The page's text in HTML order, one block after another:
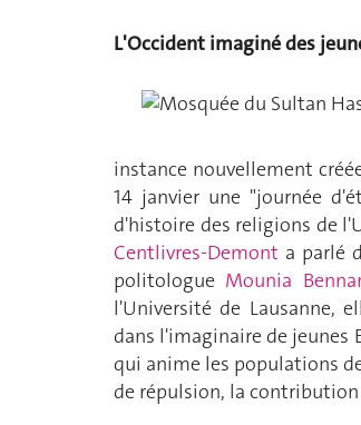
L'Occident imaginé des
instance nouvellement
14 janvier une "journée
d'histoire des religions de
Centlivres-Demont a parlé
politologue Mounia
l'Université de Lausanne,
dans l'imaginaire de jeunes
qui anime les populations
de répulsion, la